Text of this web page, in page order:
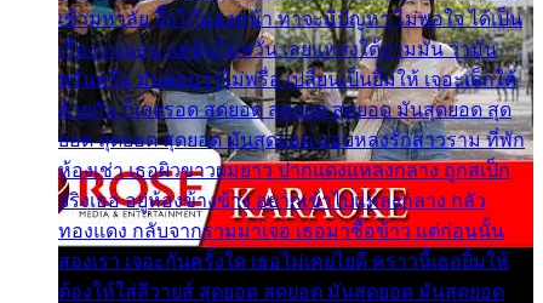
เข้ามหาลัย จิ๊กโก๊มองหน้า ท่าจะมีปัญหา ไม่พอใจ ได้เป็น
เรื่องแน่นอน แต่ฉันไม่หวั่น เลยแหลงใต้ถามมัน ว่ามัน
พรั่นพรือ มันตอบว่าไม่พรื่อ เปลี่ยนเป็นยิ้มให้ เจอะเด็กใต้
ด้วยกัน ก็เลยรอด สุดยอด สุดยอด สุดยอด มันสุดยอด สุด
ยอด สุดยอด สุดยอด มันสุดยอด แอบหลงรักสาวราม ที่พัก
ห้องเช่า เธอผิวขาวผมยาว ปากแดงแหลงกลาง ถูกสเป็ก
จริงเธอ อยู่ห้องข้างข้าง อยากเข้าไปแหลงกลาง กลัว
ทองแดง กลับจากรามมาเจอ เธอมาซื้อข้าว แต่ก่อนนั้น
สองเรา เจอะกันครั้งใด เธอไม่เคยไยดี คราวนี้เธอยิ้มให้
ต้องให้ใส่ลีวายส์ สุดยอด สุดยอด มันสุดยอด มันสุดยอด